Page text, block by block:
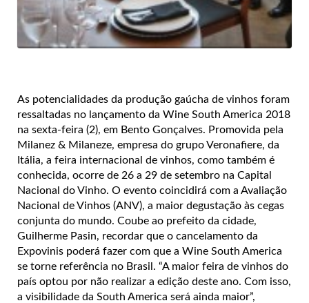
As potencialidades da produção gaúcha de vinhos foram
ressaltadas no lançamento da Wine South America 2018
na sexta-feira (2), em Bento Gonçalves. Promovida pela
Milanez & Milaneze, empresa do grupo Veronafiere, da
Itália, a feira internacional de vinhos, como também é
conhecida, ocorre de 26 a 29 de setembro na Capital
Nacional do Vinho. O evento coincidirá com a Avaliação
Nacional de Vinhos (ANV), a maior degustação às cegas
conjunta do mundo. Coube ao prefeito da cidade,
Guilherme Pasin, recordar que o cancelamento da
Expovinis poderá fazer com que a Wine South America
se torne referência no Brasil. “A maior feira de vinhos do
país optou por não realizar a edição deste ano. Com isso,
a visibilidade da South America será ainda maior”,